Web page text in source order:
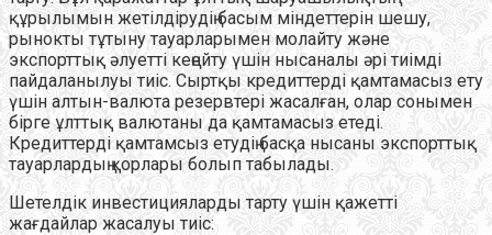
құрылымын жетілдірудің басым міндеттерін шешу,
рынокты тұтыну тауарларымен молайту және
экспорттық әлуетті кеңейту үшін нысаналы әрі тиімді
пайдаланылуы тиіс. Сыртқы кредиттерді қамтамасыз ету
үшін алтын-валюта резервтері жасалған, олар сонымен
бірге ұлттық валютаны да қамтамасыз етеді.
Кредиттерді қамтамсыз етудің басқа нысаны экспорттық
тауарлардың қорлары болып табылады.
Шетелдік инвестицияларды тарту үшін қажетті
жағдайлар жасалуы тиіс: